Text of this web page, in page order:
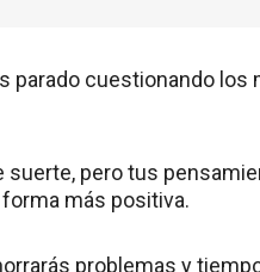
parado cuestionando
suerte, pero tus
más positiva.
problemas y